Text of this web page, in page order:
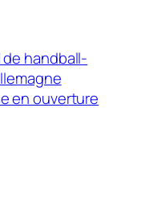
de handball-
en ouverture